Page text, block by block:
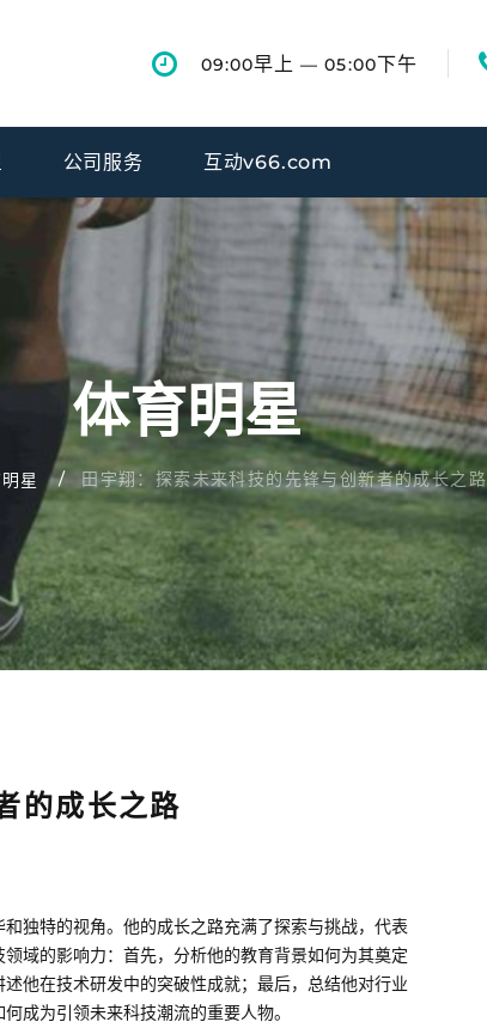
09:00早上 — 05:00下午
公司服务 互动v66.com
体育明星
星 田宇翔：探索未来科技的先锋与创新者的成长之路
的成长之路
独特的视角。他的成长之路充满了探索与挑战，代表
域的影响力：首先，分析他的教育背景如何为其奠定
他在技术研发中的突破性成就；最后，总结他对行业
成为引领未来科技潮流的重要人物。